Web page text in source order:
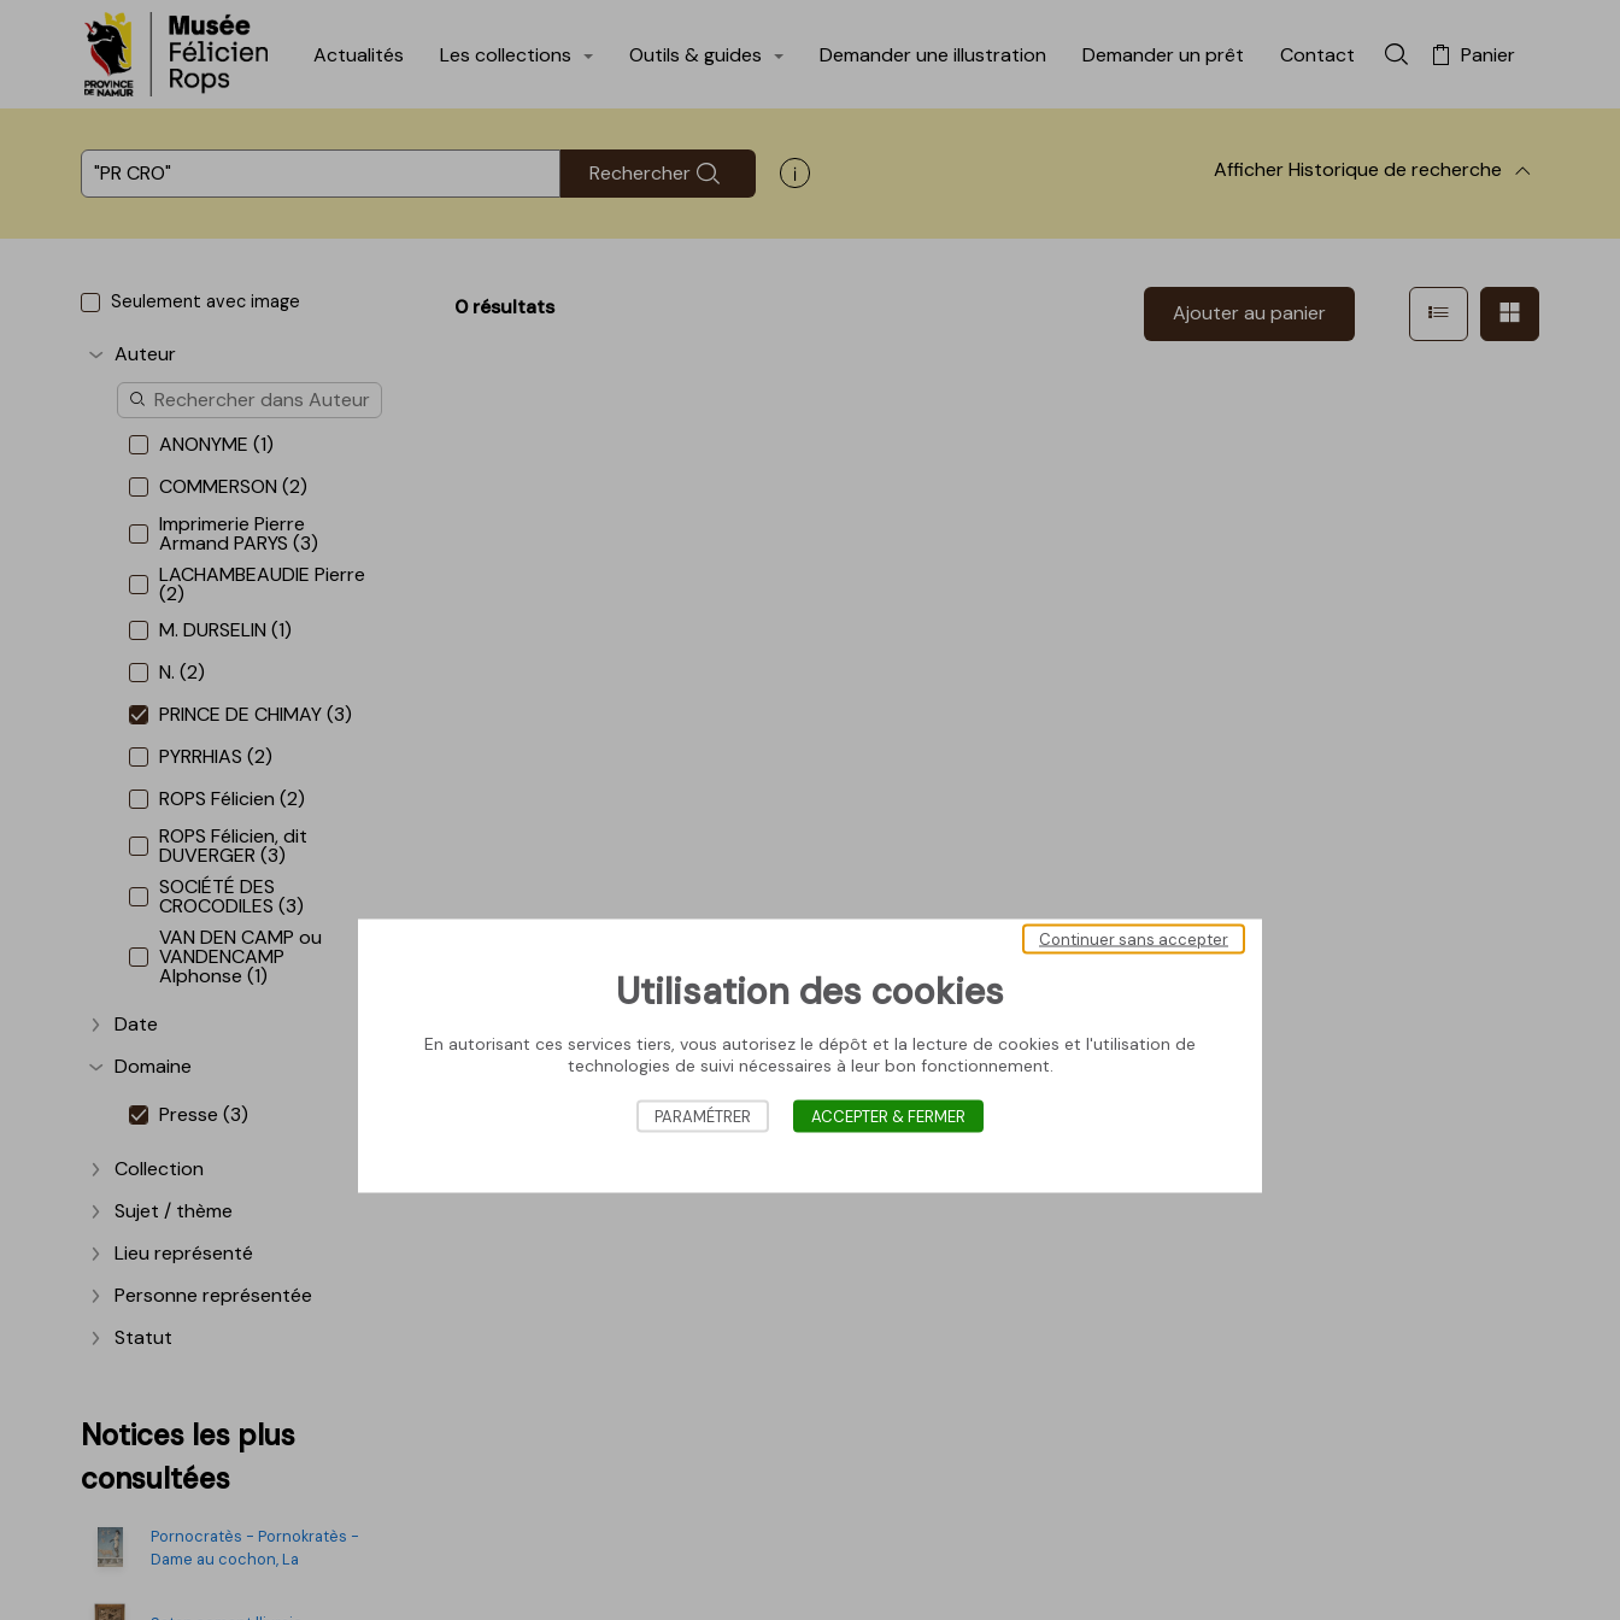
Accèder directement au contenu
Accèder directement au contenu
Actualités Les collections Outils & guides Demander une illustration Demander un prêt Contact Rechercher dans la
Panier
Rechercher Afficher les informations d'aide à la recherche AfficherHistorique de recherche
Seulement avec image
Afficher plus
Auteur
ANONYME (1)
COMMERSON (2)
Imprimerie Pierre
Armand PARYS (3)
LACHAMBEAUDIE Pierre
(2)
M. DURSELIN (1)
N. (2)
PRINCE DE CHIMAY (3)
PYRRHIAS (2)
ROPS Félicien (2)
ROPS Félicien, dit
DUVERGER (3)
SOCIÉTÉ DES
CROCODILES (3)
VAN DEN CAMP ou
VANDENCAMP
Alphonse (1)
Afficher plus
Date
Afficher plus
Domaine
Presse (3)
Afficher plus
Collection
Afficher plus
Sujet / thème
Afficher plus
Lieu représenté
Afficher plus
Personne représentée
Afficher plus
Statut
Notices les plus
consultées
Pornocratès - Pornokratès -
Dame au cochon, La
0 résultats Ajouter au panier Afficher en mode
Utilisation des cookies
En autorisant ces services tiers, vous autorisez le dépôt et la lecture de cookies et l'utilisation de
technologies de suivi nécessaires à leur bon fonctionnement.
Continuer sans accepter
PARAMÉTRER ACCEPTER & FERMER